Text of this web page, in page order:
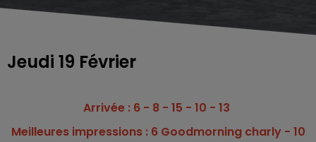
Jeudi 19 Février
Arrivée : 6 - 8 - 15 - 10 - 13
Meilleures impressions : 6 Goodmorning charly - 10